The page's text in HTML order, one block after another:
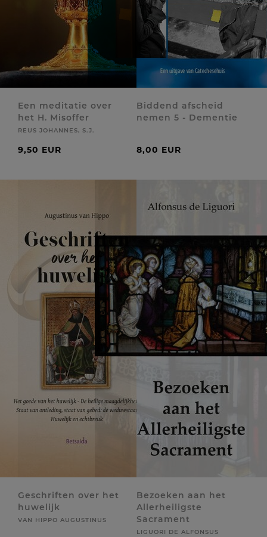
Een meditatie over
het H. Misoffer
REUS JOHANNES, S.J.
9,50 EUR
Biddend afscheid
nemen 5 - Dementie
8,00 EUR
Geschriften over het
huwelijk
VAN HIPPO AUGUSTINUS
Bezoeken aan het
Allerheiligste
Sacrament
LIGUORI DE ALFONSUS